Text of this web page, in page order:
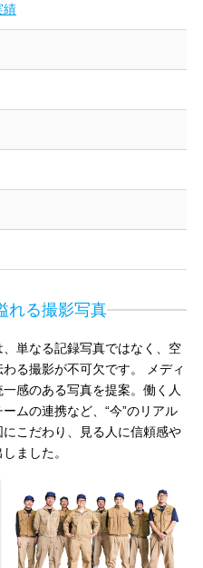
績
れる撮影写真
単なる記録写真ではなく、空
る撮影が不可欠です。
メディ
感のある写真を提案。働く人
ムの連携など、“今”のリアル
こだわり、見る人に信頼感や
ました。